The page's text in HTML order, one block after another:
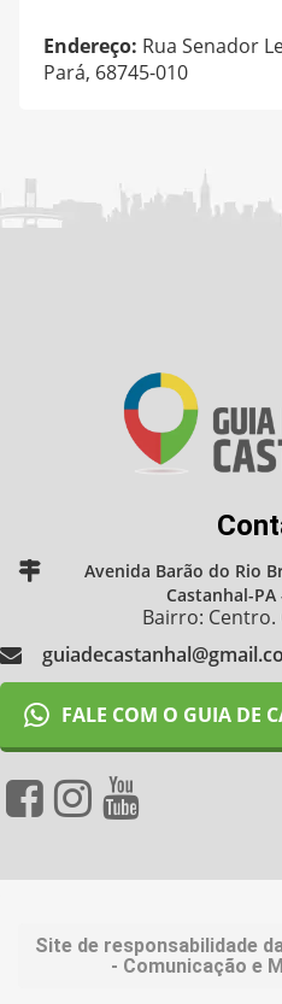
Endereço: Rua Senador
Pará, 68745-010
Avenida Barão do Rio
Castanhal-PA
Bairro: Centro.
FALE COM O GUIA DE
Site de responsabilidade
- Comunicação e